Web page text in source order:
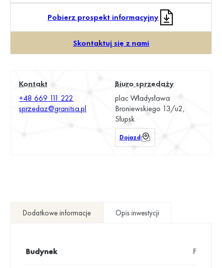
Dodatkowe informacje Opis inwestycji
Budynek F
Pobierz prospekt informacyjny
Skontaktuj się z nami
Kontakt
+48 669 111 222
sprzedaz@granitsa.pl
Biuro sprzedaży
plac Władysława
Broniewskiego 13/u2,
Słupsk
Dojazd